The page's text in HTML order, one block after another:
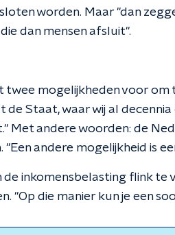
worden. Maar "dan
dan mensen afsluit".
twee mogelijkheden voor om
de Staat, waar wij al
Met andere woorden: de
andere mogelijkheid is
de inkomensbelasting flink
"Op die manier kun je een